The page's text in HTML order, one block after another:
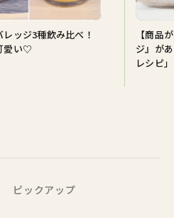
レッジ3種飲み比べ！
愛い♡
【商品
ジ』が
レシピ」
ピックアップ